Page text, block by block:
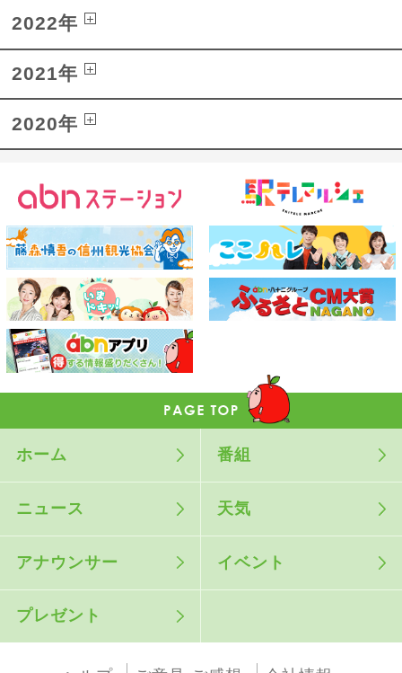
2022年
2021年
2020年
ホーム 番組
ニュース 天気
アナウンサー イベント
プレゼント